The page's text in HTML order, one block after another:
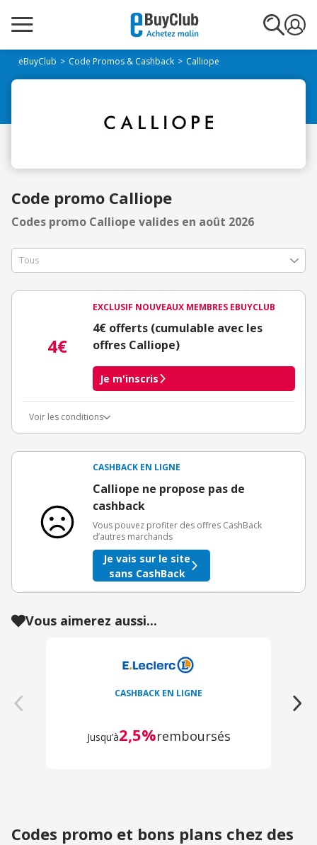
eBuyClub Code Promos & Cashback Calliope
Code promo Calliope
Codes promo Calliope valides en août 2026
4€
EXCLUSIF NOUVEAUX MEMBRES EBUYCLUB
4€ offerts (cumulable avec les
offres Calliope)
Je m'inscris
Voir les conditions
3€ de bienvenue crédités immédiatement + 1€ supplémentaire
Offre réservée à une toute première inscription chez eBuyClub.
CASHBACK EN LIGNE
Calliope ne propose pas de
cashback
Vous pouvez profiter des offres CashBack
d’autres marchands
Je vais sur le site
sans CashBack
Vous aimerez aussi...
CASHBACK EN LIGNE
Jusqu’à2,5%remboursés
Codes promo et bons plans chez des